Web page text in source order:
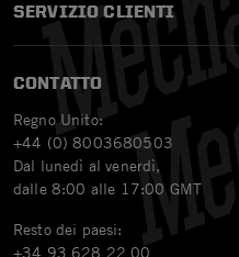
SERVIZIO CLIENTI
CONTATTO
Regno Unito:
+44 (0) 8003680503
Dal lunedì al venerdì,
dalle 8:00 alle 17:00 GMT
Resto dei paesi:
+34 93 628 22 00